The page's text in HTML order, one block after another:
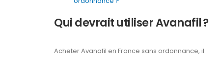
Qui devrait utiliser Avanafil ?
Acheter Avanafil en France sans ordonnance, il